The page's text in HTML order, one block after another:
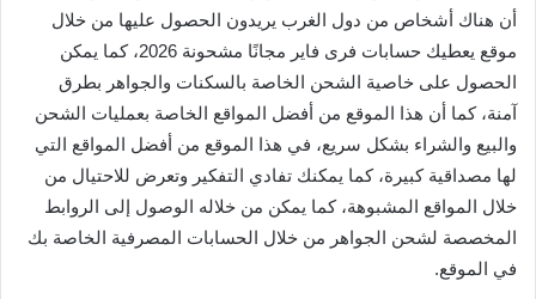
أن هناك أشخاص من دول الغرب يريدون الحصول عليها من خلال
موقع يعطيك حسابات فرى فاير مجانًا مشحونة 2026، كما يمكن
الحصول على خاصية الشحن الخاصة بالسكنات والجواهر بطرق
آمنة، كما أن هذا الموقع من أفضل المواقع الخاصة بعمليات الشحن
والبيع والشراء بشكل سريع، في هذا الموقع من أفضل المواقع التي
لها مصداقية كبيرة، كما يمكنك تفادي التفكير وتعرض للاحتيال من
خلال المواقع المشبوهة، كما يمكن من خلاله الوصول إلى الروابط
المخصصة لشحن الجواهر من خلال الحسابات المصرفية الخاصة بك
في الموقع.